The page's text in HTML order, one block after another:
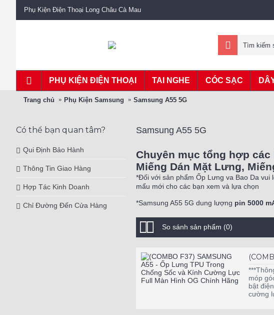
Phụ Kiện Điện Thoại Long Châu Cà Mau
PHỤ KIỆN ĐIỆN THOẠI TAI NGHE CÓC SẠC
Trang chủ Phụ Kiện Samsung Samsung A55 5G
Có thể bạn quan tâm?
Qui Định Bảo Hành
Thông Tin Giao Hàng
Hợp Tác Kinh Doanh
Chỉ Đường Đến Cửa Hàng
Samsung A55 5G
Chuyên mục tổng hợp các
Miếng Dán Mặt Lưng,
*Đối với sản phẩm Ốp Lưng va Bao Da vui
mẩu mới cho các bạn xem và lựa chọn
*Samsung A55 5G dung lượng pin 5000
So sánh sản phẩm (0)
móp
bật
cường